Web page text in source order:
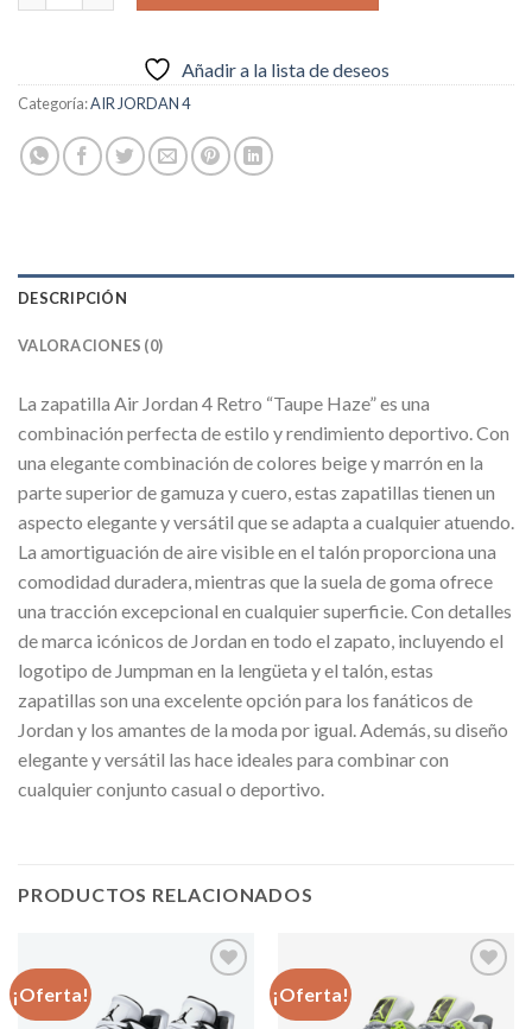
Añadir a la lista de deseos
Categoría:AIR JORDAN 4
DESCRIPCIÓN
VALORACIONES (0)
La zapatilla Air Jordan 4 Retro “Taupe Haze” es una
combinación perfecta de estilo y rendimiento deportivo. Con
una elegante combinación de colores beige y marrón en la
parte superior de gamuza y cuero, estas zapatillas tienen un
aspecto elegante y versátil que se adapta a cualquier atuendo.
La amortiguación de aire visible en el talón proporciona una
comodidad duradera, mientras que la suela de goma ofrece
una tracción excepcional en cualquier superficie. Con detalles
de marca icónicos de Jordan en todo el zapato, incluyendo el
logotipo de Jumpman en la lengüeta y el talón, estas
zapatillas son una excelente opción para los fanáticos de
Jordan y los amantes de la moda por igual. Además, su diseño
elegante y versátil las hace ideales para combinar con
cualquier conjunto casual o deportivo.
PRODUCTOS RELACIONADOS
¡Oferta! ¡Oferta!